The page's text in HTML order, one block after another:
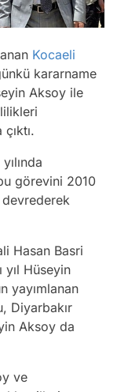
Kocaeli
kararname
Aksoy ile
görevini 2010
Hasan Basri
yıl Hüseyin
yayımlanan
Diyarbakır
Aksoy da
ve